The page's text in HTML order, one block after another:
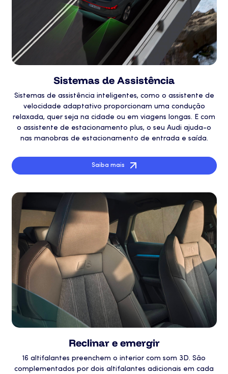
Sistemas de Assistência
Sistemas de assistência inteligentes, como o assistente de
velocidade adaptativo proporcionam uma condução
relaxada, quer seja na cidade ou em viagens longas. E com
o assistente de estacionamento plus, o seu Audi ajuda-o
nas manobras de estacionamento de entrada e saída.
Saiba mais
Reclinar e emergir
16 altifalantes preenchem o interior com som 3D. São
complementados por dois altifalantes adicionais em cada